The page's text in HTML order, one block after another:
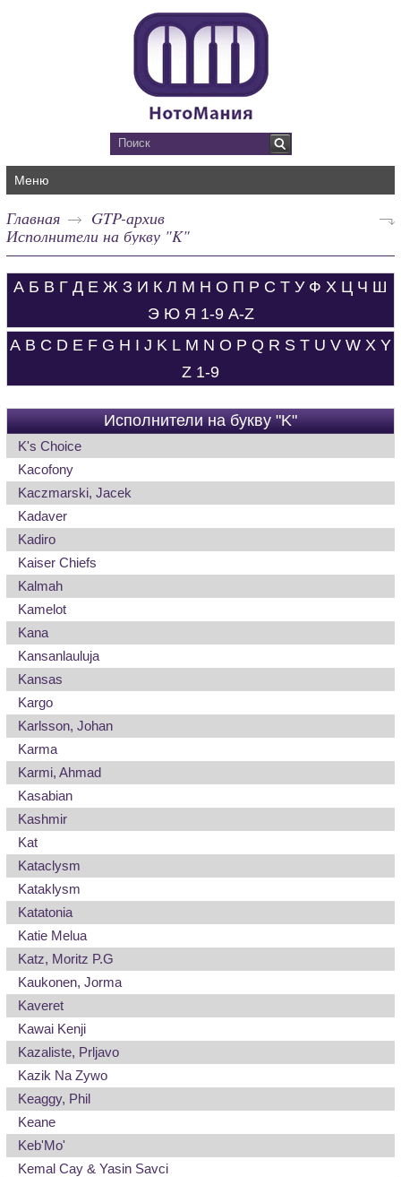
Меню
Главная
GTP-архив
Исполнители на букву "K"
А Б В Г Д Е Ж З И К Л М Н О П Р С Т У Ф Х Ц Ч Ш
Э Ю Я 1-9 A-Z
A B C D E F G H I J K L M N O P Q R S T U V W X Y
Z 1-9
Исполнители на букву "K"
K's Choice
Kacofony
Kaczmarski, Jacek
Kadaver
Kadiro
Kaiser Chiefs
Kalmah
Kamelot
Kana
Kansanlauluja
Kansas
Kargo
Karlsson, Johan
Karma
Karmi, Ahmad
Kasabian
Kashmir
Kat
Kataclysm
Kataklysm
Katatonia
Katie Melua
Katz, Moritz P.G
Kaukonen, Jorma
Kaveret
Kawai Kenji
Kazaliste, Prljavo
Kazik Na Zywo
Keaggy, Phil
Keane
Keb'Mo'
Kemal Cay & Yasin Savci